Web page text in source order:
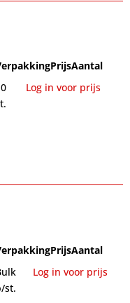
PrijsAantal
Log in voor prijs
PrijsAantal
st.
Log in voor prijs